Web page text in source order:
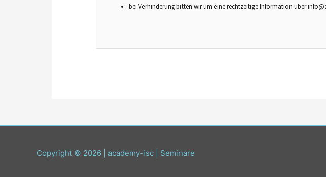
bei Verhinderung bitten wir um eine rechtzeitige Information über
Copyright © 2026 | academy-isc | Seminare